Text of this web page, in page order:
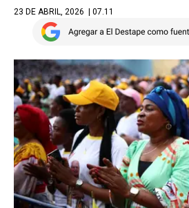
23 DE ABRIL, 2026 | 07.11